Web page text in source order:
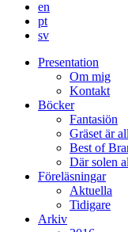
en
pt
sv
Presentation
Om mig
Kontakt
Böcker
Fantasiön
Gräset är
Best of
Där solen
Föreläsningar
Aktuella
Tidigare
Arkiv